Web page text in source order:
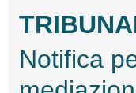
Notifica